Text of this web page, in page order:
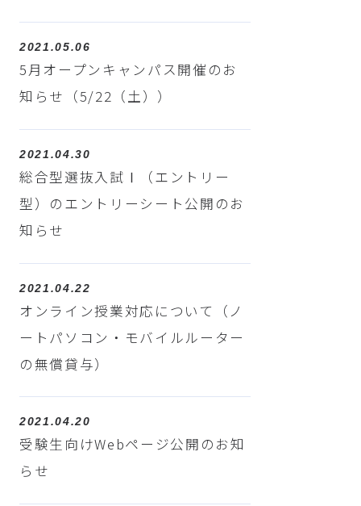
2021.05.06
5月オープンキャンパス開催のお
知らせ（5/22（土））
2021.04.30
総合型選抜入試Ⅰ（エントリー
型）のエントリーシート公開のお
知らせ
2021.04.22
オンライン授業対応について（ノ
ートパソコン・モバイルルーター
の無償貸与）
2021.04.20
受験生向けWebページ公開のお知
らせ